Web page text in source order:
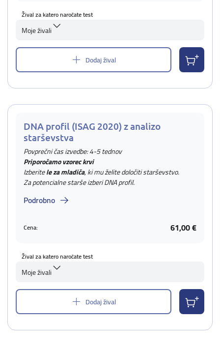
Žival za katero naročate test
Moje živali
Dodaj žival
DNA profil (ISAG 2020) z analizo
starševstva
Povprečni čas izvedbe: 4-5 tednov
Priporočamo vzorec krvi
Izberitele za mladiča, ki mu želite določiti starševstvo.
Za potencialne starše izberi DNA profil.
Podrobno
Cena: 61,00 €
Žival za katero naročate test
Moje živali
Dodaj žival